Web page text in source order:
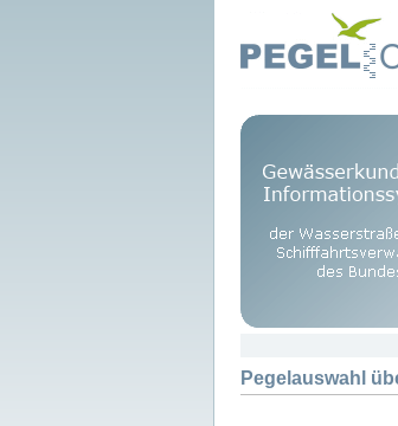
Pegelauswahl